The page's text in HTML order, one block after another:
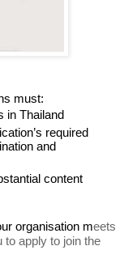
must:
in Thailand
required
and
content
organisation meets
to apply to join the